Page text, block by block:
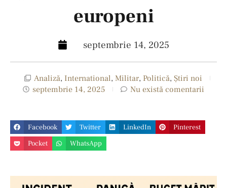
europeni
septembrie 14, 2025
Analiză, International, Militar, Politică, Ştiri noi
septembrie 14, 2025
Nu există comentarii
Facebook Twitter LinkedIn
Pinterest
Pocket
WhatsApp